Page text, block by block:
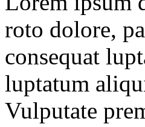
roto dolore,
consequat
luptatum
Vulputate